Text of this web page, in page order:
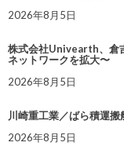
2026年8月5日
株式会社Univearth、倉
ネットワークを拡大〜
2026年8月5日
川崎重工業／ばら積運
2026年8月5日